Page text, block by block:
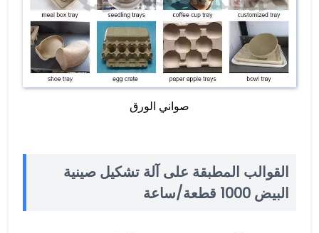
صواني الورق
القوالب المطبقة على آلة تشكيل صينية
البيض 1000 قطعة/ساعة